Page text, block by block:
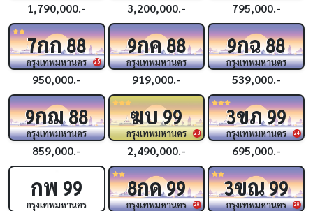
1,790,000.- 3,200,000.- 795,000.-
25
7กก88
กรุงเทพมหานคร
950,000.-
9กค88
กรุงเทพมหานคร
919,000.-
9กฉ88
กรุงเทพมหานคร
539,000.-
9กฌ88
กรุงเทพมหานคร
859,000.-
23
ฆบ99
กรุงเทพมหานคร
2,490,000.-
24
3ขภ99
กรุงเทพมหานคร
695,000.-
กพ 99
กรุงเทพมหานคร 28
8กด99
กรุงเทพมหานคร 28
3ขณ99
กรุงเทพมหานคร